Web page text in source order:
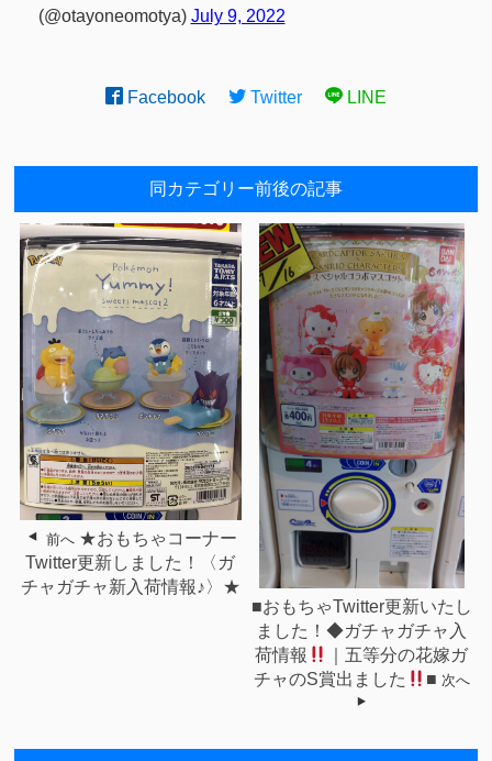
(@otayoneomotya) July 9, 2022
Facebook Twitter LINE
同カテゴリー前後の記事
前へ ★おもちゃコーナー
Twitter更新しました！〈ガ
チャガチャ新入荷情報♪〉★
■おもちゃTwitter更新いたし
ました！◆ガチャガチャ入
荷情報
｜五等分の花嫁ガ
チャのS賞出ました
■ 次へ